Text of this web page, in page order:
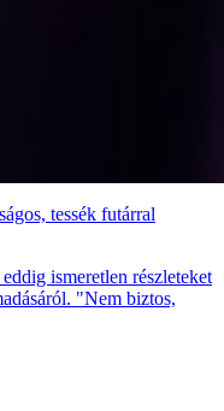
tessék futárral
ismeretlen részleteket
"Nem biztos,